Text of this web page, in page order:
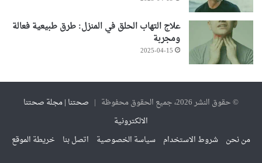
علاج التهاب الحلق في المنزل: طرق طبيعية فعالة
ومجربة
2025-04-15
© حقوق النشر 2026، جميع الحقوق محفوظة |
صحتنا | مجلة صحتنا
الالكترونية
من نحن شروط الاستخدام سياسة الخصوصية اتصل بنا خريطة الموقع